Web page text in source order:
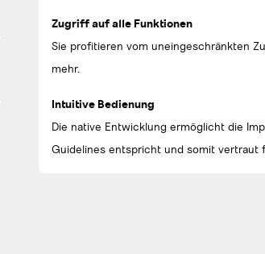
Zugriff auf alle Funktionen
Sie profitieren vom uneingeschränkten
mehr.
Intuitive Bedienung
Die native Entwicklung ermöglicht die
Guidelines entspricht und somit vertraut